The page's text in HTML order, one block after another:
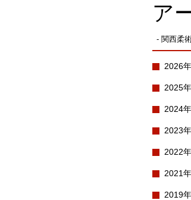
ア
- 関西柔
2026
2025
2024
2023
2022
2021
2019